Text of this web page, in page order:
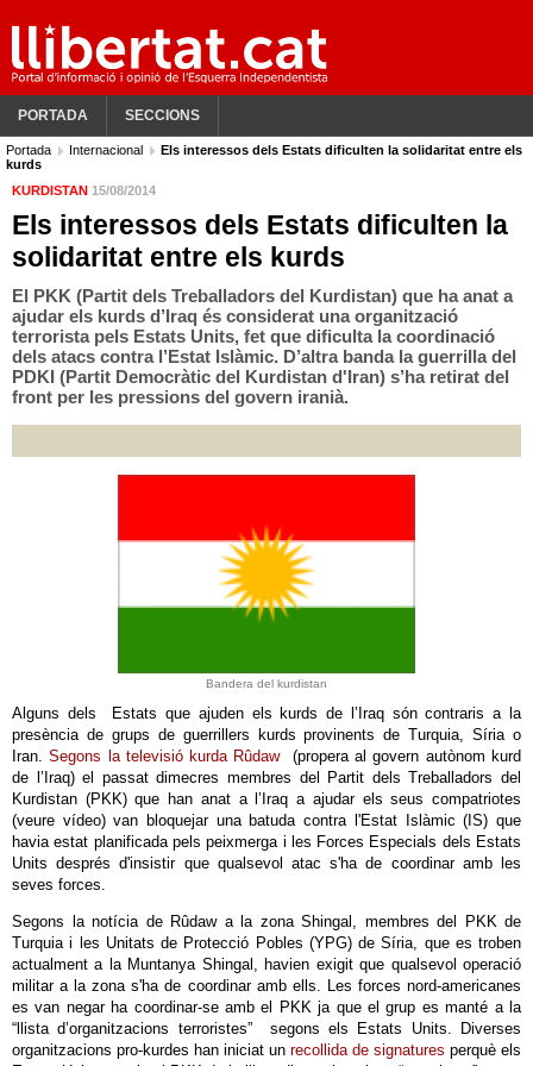
PORTADA SECCIONS
Portada Internacional
Els interessos dels Estats dificulten la solidaritat entre els
kurds
KURDISTAN 15/08/2014
Els interessos dels Estats dificulten la
solidaritat entre els kurds
El PKK (Partit dels Treballadors del Kurdistan) que ha anat a
ajudar els kurds d’Iraq és considerat una organització
terrorista pels Estats Units, fet que dificulta la coordinació
dels atacs contra l’Estat Islàmic. D’altra banda la guerrilla del
PDKI (Partit Democràtic del Kurdistan d'Iran) s’ha retirat del
front per les pressions del govern iranià.
Bandera del kurdistan
Alguns dels Estats que ajuden els kurds de l’Iraq són contraris a la
presència de grups de guerrillers kurds provinents de Turquia, Síria o
Iran.Segons la televisió kurda Rûdaw(propera al govern autònom kurd
de l’Iraq) el passat dimecres membres del Partit dels Treballadors del
Kurdistan (PKK) que han anat a l’Iraq a ajudar els seus compatriotes
(veure vídeo) van bloquejar una batuda contra l'Estat Islàmic (IS) que
havia estat planificada pels peixmerga i les Forces Especials dels Estats
Units després d'insistir que qualsevol atac s'ha de coordinar amb les
seves forces.
Segons la notícia de Rûdaw a la zona Shingal, membres del PKK de
Turquia i les Unitats de Protecció Pobles (YPG) de Síria, que es troben
actualment a la Muntanya Shingal, havien exigit que qualsevol operació
militar a la zona s'ha de coordinar amb ells. Les forces nord-americanes
es van negar ha coordinar-se amb el PKK ja que el grup es manté a la
“llista d’organitzacions terroristes” segons els Estats Units. Diverses
organitzacions pro-kurdes han iniciat un recollida de signatures perquè els